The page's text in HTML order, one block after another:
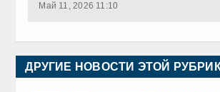
Май 11, 2026 11:10
ДРУГИЕ НОВОСТИ ЭТОЙ